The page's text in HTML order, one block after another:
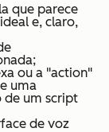
que parece
e, claro,
ou a "action"
uma
de um script
de voz